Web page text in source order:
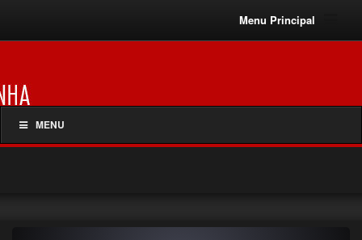
Menu Principal
MENU